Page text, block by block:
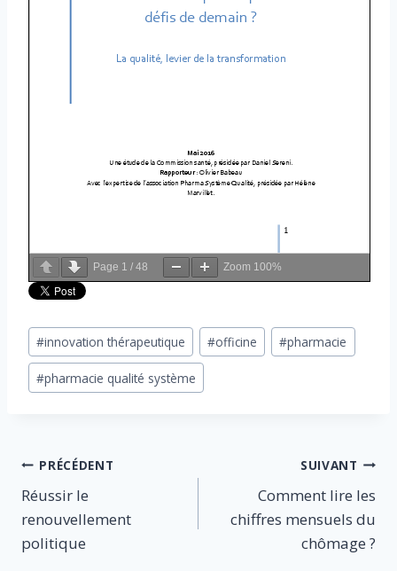
Page 1 / 48 Zoom 100%
Étiquettes
de
la
#innovation thérapeutique #officine #pharmacie
#pharmacie qualité système
Navigation
de
l’article
PRÉCÉDENT
Réussir le
renouvellement
politique
SUIVANT
Comment lire les
chiffres mensuels du
chômage ?